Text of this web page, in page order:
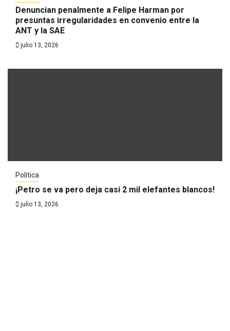
Denuncian penalmente a Felipe Harman por
presuntas irregularidades en convenio entre la
ANT y la SAE
julio 13, 2026
Política
¡Petro se va pero deja casi 2 mil elefantes blancos!
julio 13, 2026